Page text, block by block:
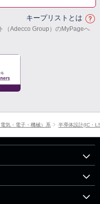
キープリストとは
（Adecco Group）のMyPageへ
気・電子・機械）系 半導体設計(IC・